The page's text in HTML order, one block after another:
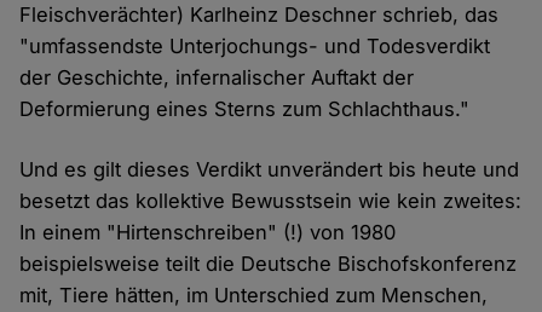
Fleischverächter) Karlheinz Deschner schrieb, das
"umfassendste Unterjochungs- und Todesverdikt
der Geschichte, infernalischer Auftakt der
Deformierung eines Sterns zum Schlachthaus."
Und es gilt dieses Verdikt unverändert bis heute und
besetzt das kollektive Bewusstsein wie kein zweites:
In einem "Hirtenschreiben" (!) von 1980
beispielsweise teilt die Deutsche Bischofskonferenz
mit, Tiere hätten, im Unterschied zum Menschen,